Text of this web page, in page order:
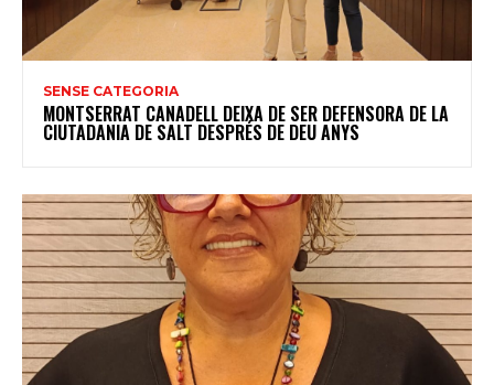
SENSE CATEGORIA
MONTSERRAT CANADELL DEIXA DE SER DEFENSORA DE LA
CIUTADANIA DE SALT DESPRÉS DE DEU ANYS